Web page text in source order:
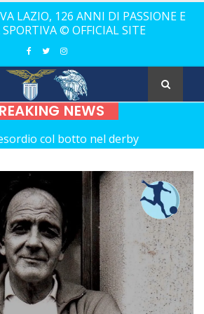
LAZIO, 126 ANNI DI PASSIONE E
© OFFICIAL SITE
NEWS
col botto nel derby
Marques sul mercato
20: la carica di tre Aquilotti...
Conticelli, il canto libero della Lazio!
la squadra con Grasso
ottobre debutto a Catania